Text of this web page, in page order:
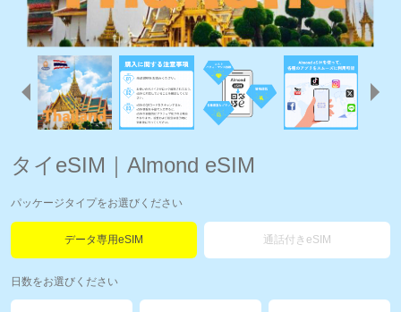
タイeSIM｜Almond eSIM
パッケージタイプをお選びください
データ専用eSIM 通話付きeSIM
日数をお選びください